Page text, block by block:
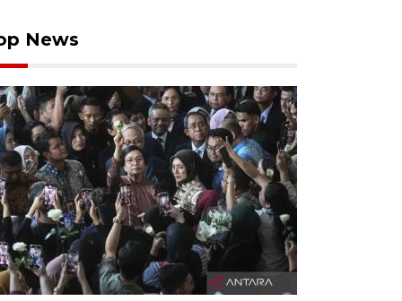
calon haji duduk di dalam bus menunggu
Tulungagung, Jawa Timur, Selasa (12/5/2025).
asal daerah itu diberangkatkan ke Asrama Haji
sebelum diterbangkan bergabung Kloter 45 dan
Jatim/Destyan Sujarwoko/mas.
News